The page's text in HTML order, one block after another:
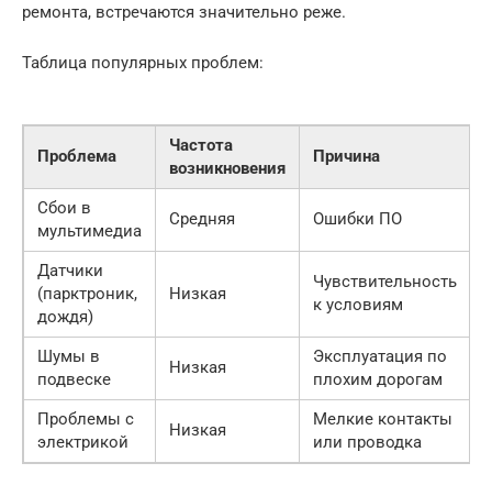
ремонта, встречаются значительно реже.
Таблица популярных проблем:
Проблема
Частота
возникновения
Причина
Сбои в
мультимедиа
Средняя Ошибки ПО
Датчики
(парктроник,
дождя)
Низкая
Чувствительность
к условиям
Шумы в
подвеске
Низкая
Эксплуатация по
плохим дорогам
Проблемы с
электрикой
Низкая
Мелкие контакты
или проводка